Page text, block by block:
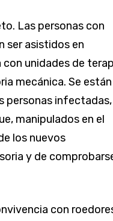
Las personas con
ser asistidos en
unidades de
mecánica. Se están
personas infectadas,
manipulados en el
los nuevos
y de
con